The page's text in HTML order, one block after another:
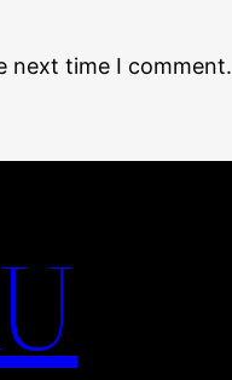
next time I comment.